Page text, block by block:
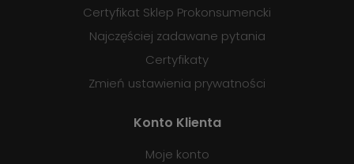
Certyfikat Sklep Prokonsumencki
Najczęściej zadawane pytania
Certyfikaty
Zmień ustawienia prywatności
Konto Klienta
Moje konto